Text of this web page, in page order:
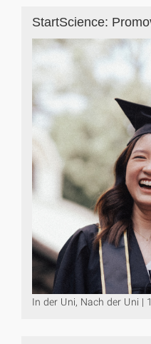
StartScience:
In der Uni, Nach der Uni |